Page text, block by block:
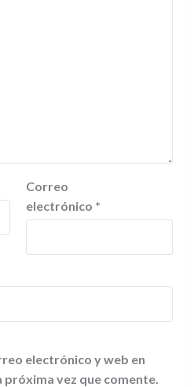
Correo
electrónico *
electrónico y web en
vez que comente.